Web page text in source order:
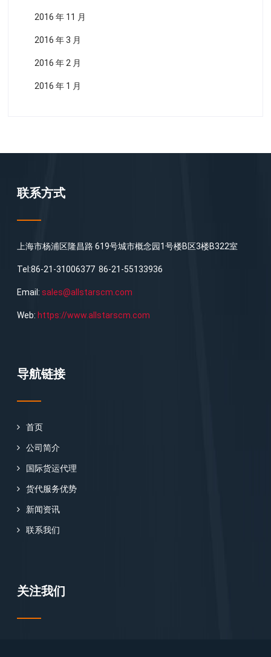
2016 年 11 月
2016 年 3 月
2016 年 2 月
2016 年 1 月
联系方式
上海市杨浦区隆昌路 619号城市概念园1号楼B区3楼B322室
Tel:86-21-31006377 86-21-55133936
Email:sales@allstarscm.com
Web: https://www.allstarscm.com
导航链接
首页
公司简介
国际货运代理
货代服务优势
新闻资讯
联系我们
关注我们